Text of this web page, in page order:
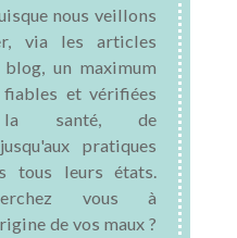
nous veillons
via les articles
un maximum
et vérifiées
la santé, de
pratiques
tous leurs états.
vous à
de vos maux ?